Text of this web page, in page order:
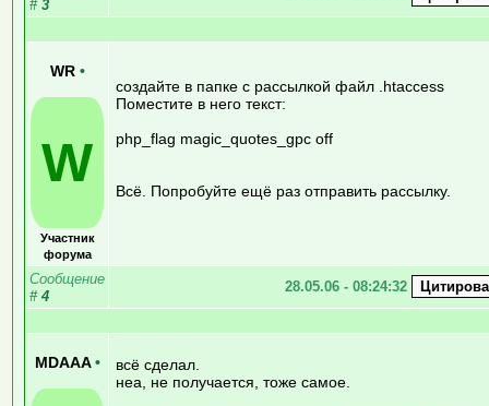
# 3
WR •
W
Участник
форума
создайте в папке с рассылкой файл .htaccess
Поместите в него текст:
php_flag magic_quotes_gpc off
Всё. Попробуйте ещё раз отправить рассылку.
Сообщение
# 4
28.05.06 - 08:24:32
MDAAA •
всё сделал.
неа, не получается, тоже самое.